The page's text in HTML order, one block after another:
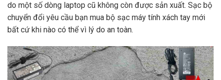
do một số dòng laptop cũ không còn được sản xuất. Sạc bộ
chuyển đổi yêu cầu bạn mua bộ sạc máy tính xách tay mới
bất cứ khi nào có thể vì lý do an toàn.